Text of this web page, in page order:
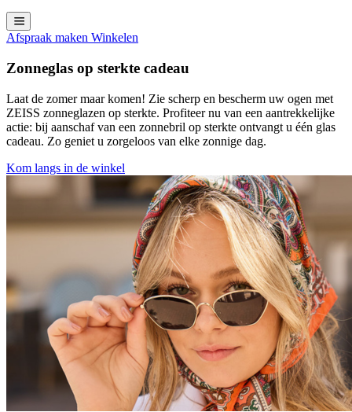
Afspraak maken Winkelen
Zonneglas op sterkte cadeau
Laat de zomer maar komen! Zie scherp en bescherm uw ogen met
ZEISS zonneglazen op sterkte. Profiteer nu van een aantrekkelijke
actie: bij aanschaf van een zonnebril op sterkte ontvangt u één glas
cadeau. Zo geniet u zorgeloos van elke zonnige dag.
Kom langs in de winkel